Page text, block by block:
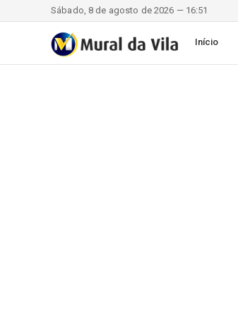
Sábado, 8 de agosto de 2026 — 16:51
Início